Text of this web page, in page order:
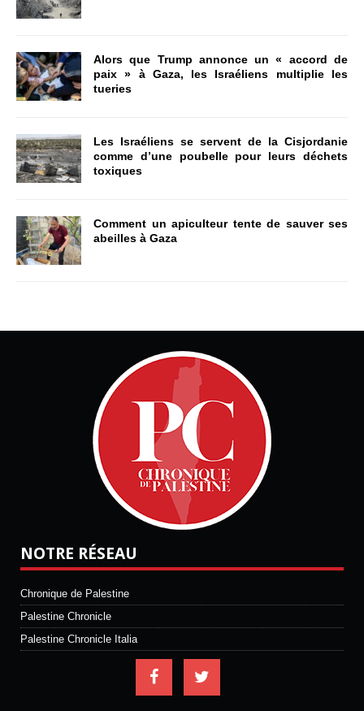
Alors que Trump annonce un « accord de
paix » à Gaza, les Israéliens multiplie les
tueries
Les Israéliens se servent de la Cisjordanie
comme d’une poubelle pour leurs déchets
toxiques
Comment un apiculteur tente de sauver ses
abeilles à Gaza
NOTRE RÉSEAU
Chronique de Palestine
Palestine Chronicle
Palestine Chronicle Italia